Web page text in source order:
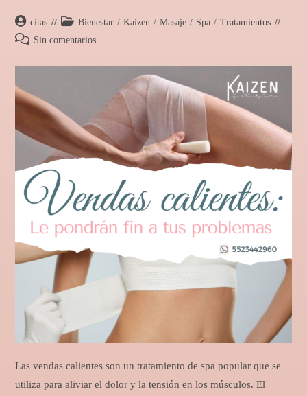
citas Bienestar / Kaizen / Masaje / Spa / Tratamientos
Sin comentarios
Las vendas calientes son un tratamiento de spa popular que se
utiliza para aliviar el dolor y la tensión en los músculos. El